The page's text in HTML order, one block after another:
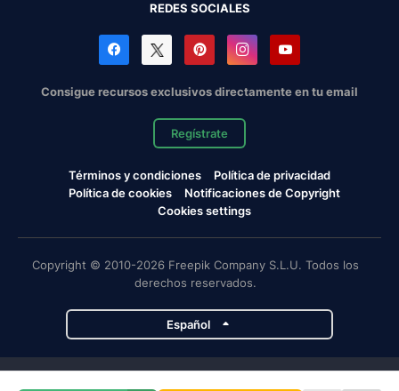
REDES SOCIALES
Consigue recursos exclusivos directamente en tu email
Regístrate
Términos y condiciones
Política de privacidad
Política de cookies
Notificaciones de Copyright
Cookies settings
Copyright © 2010-2026 Freepik Company S.L.U. Todos los
derechos reservados.
Español